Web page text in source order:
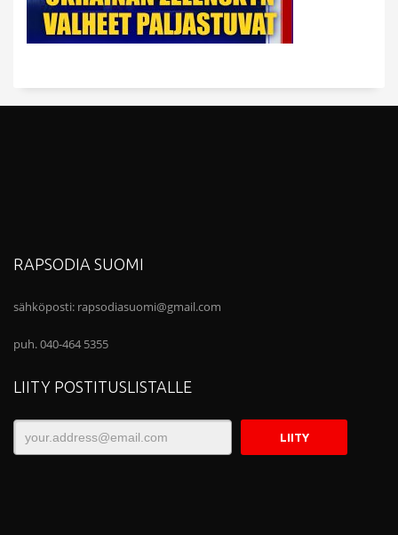
RAPSODIA SUOMI
sähköposti: rapsodiasuomi@gmail.com
puh. 040-464 5355
LIITY POSTITUSLISTALLE